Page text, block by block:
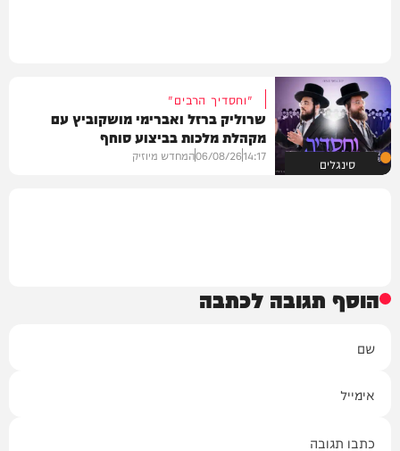
סינגלים
"וחסדיך הרבים"
שרוליק ברזל ואברימי מושקוביץ עם
מקהלת מלכות בביצוע סוחף
14:17
06/08/26המחדש מיוזיק
הוסף תגובה לכתבה